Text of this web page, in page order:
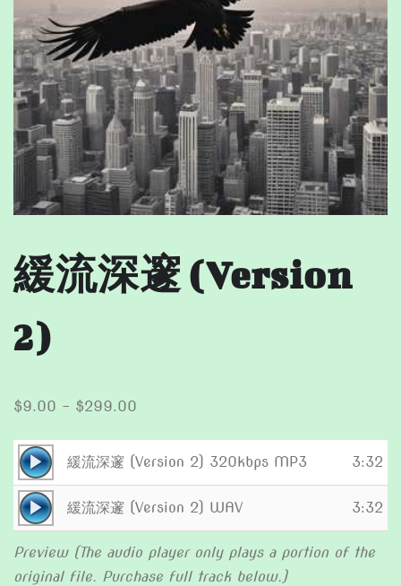
緩流深邃 (Version
2)
$9.00 – $299.00
$9.00
$299.00
Audio
Player
緩流深邃 (Version 2) 320kbps MP3 3:32
Audio
Player
緩流深邃 (Version 2) WAV 3:32
Preview (The audio player only plays a portion of the
original file. Purchase full track below.)